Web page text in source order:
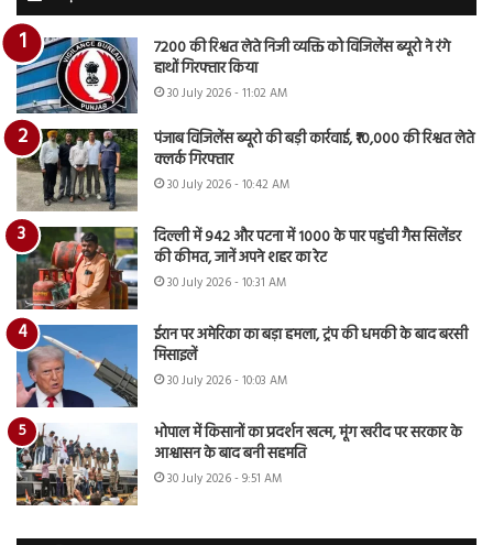
7200 की रिश्वत लेते निजी व्यक्ति को विजिलेंस ब्यूरो ने रंगे
हाथों गिरफ्तार किया
30 July 2026 - 11:02 AM
पंजाब विजिलेंस ब्यूरो की बड़ी कार्रवाई, ₹10,000 की रिश्वत लेते
क्लर्क गिरफ्तार
30 July 2026 - 10:42 AM
दिल्ली में 942 और पटना में 1000 के पार पहुंची गैस सिलेंडर
की कीमत, जानें अपने शहर का रेट
30 July 2026 - 10:31 AM
ईरान पर अमेरिका का बड़ा हमला, ट्रंप की धमकी के बाद बरसी
मिसाइलें
30 July 2026 - 10:03 AM
भोपाल में किसानों का प्रदर्शन खत्म, मूंग खरीद पर सरकार के
आश्वासन के बाद बनी सहमति
30 July 2026 - 9:51 AM